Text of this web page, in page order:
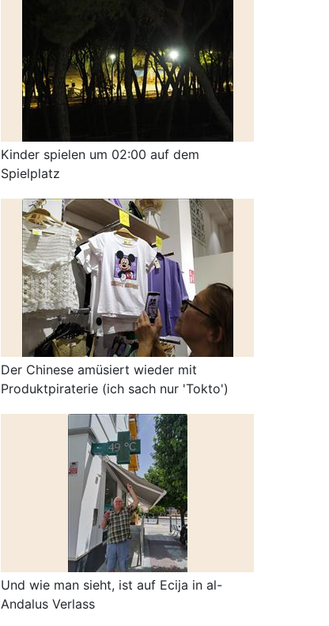
Kinder spielen um 02:00 auf dem
Spielplatz
Der Chinese amüsiert wieder mit
Produktpiraterie (ich sach nur 'Tokto')
Und wie man sieht, ist auf Ecija in al-
Andalus Verlass